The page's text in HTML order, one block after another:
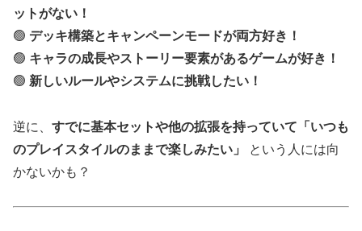
ットがない！
🟢 デッキ構築とキャンペーンモードが両方好き！
🟢 キャラの成長やストーリー要素があるゲームが好き！
🟢 新しいルールやシステムに挑戦したい！
逆に、 すでに基本セットや他の拡張を持っていて「いつも
のプレイスタイルのままで楽しみたい」
という人には向
かないかも？